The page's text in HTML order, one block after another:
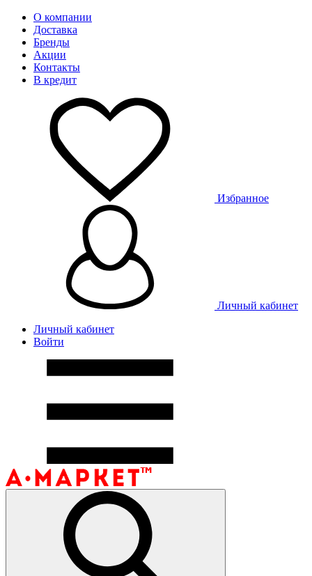
О компании
Доставка
Бренды
Акции
Контакты
В кредит
Избранное
Личный кабинет
Личный кабинет
Войти